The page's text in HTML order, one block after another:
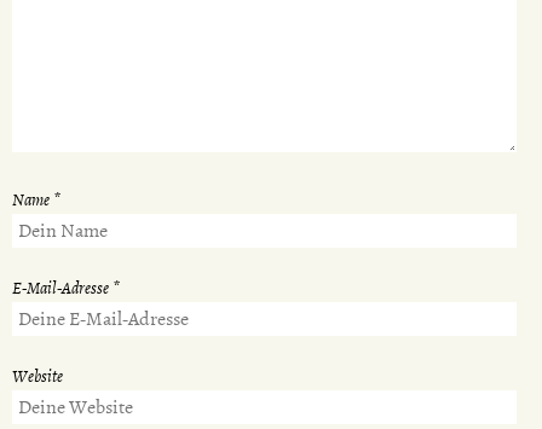
Name *
E-Mail-Adresse *
Website